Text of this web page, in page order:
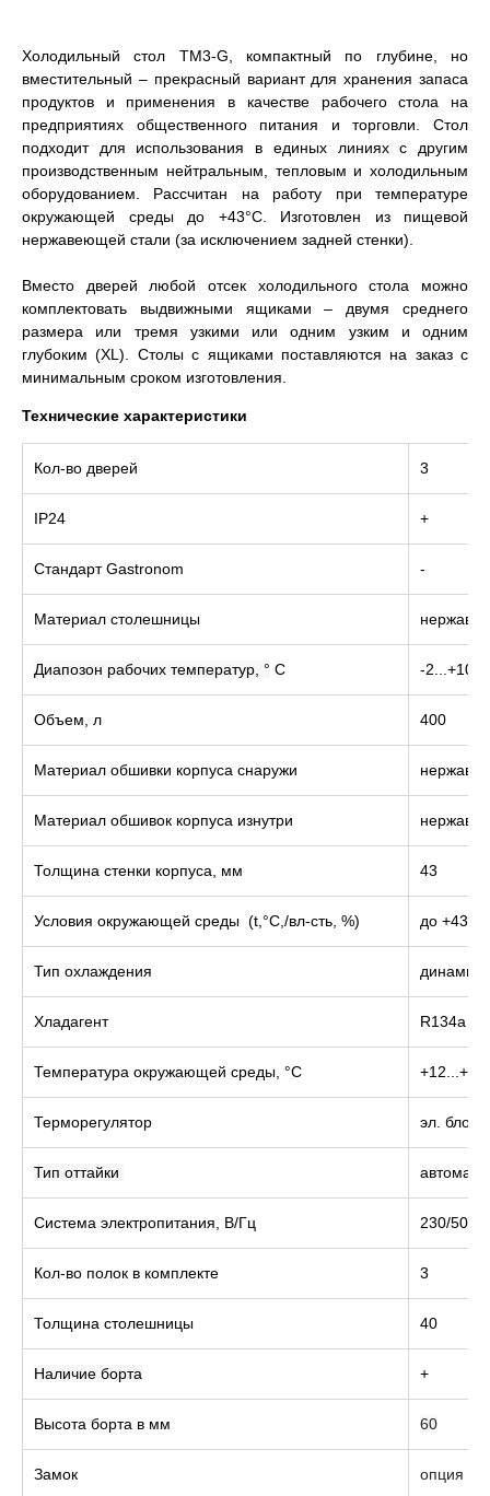
Холодильный стол TM3-G, компактный по глубине, но
вместительный – прекрасный вариант для хранения запаса
продуктов и применения в качестве рабочего стола на
предприятиях общественного питания и торговли. Стол
подходит для использования в единых линиях с другим
производственным нейтральным, тепловым и холодильным
оборудованием. Рассчитан на работу при температуре
окружающей среды до +43°С. Изготовлен из пищевой
нержавеющей стали (за исключением задней стенки).
Вместо дверей любой отсек холодильного стола можно
комплектовать выдвижными ящиками – двумя среднего
размера или тремя узкими или одним узким и одним
глубоким (XL). Столы с ящиками поставляются на заказ с
минимальным сроком изготовления.
Технические характеристики
Кол-во дверей 3
IP24 +
Стандарт Gastronom -
Материал столешницы
Диапозон рабочих температур, ° С -2...+10
Объем, л 400
Материал обшивки корпуса снаружи
Материал обшивок корпуса изнутри
Толщина стенки корпуса, мм 43
Условия окружающей среды (t,°C,/вл-сть, %) до +43/
Тип охлаждения
Хладагент R134a
Температура окружающей среды, °С +12...+43
Терморегулятор эл. блок
Тип оттайки
Система электропитания, В/Гц 230/50
Кол-во полок в комплекте 3
Толщина столешницы 40
Наличие борта +
Высота борта в мм 60
Замок опция